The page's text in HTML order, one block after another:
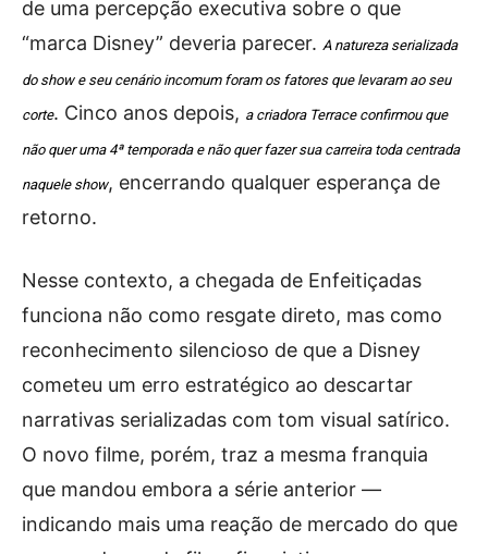
de uma percepção executiva sobre o que
“marca Disney” deveria parecer. A natureza serializada
do show e seu cenário incomum foram os fatores que levaram ao seu
corte. Cinco anos depois, a criadora Terrace confirmou que
não quer uma 4ª temporada e não quer fazer sua carreira toda centrada
naquele show, encerrando qualquer esperança de
retorno.
Nesse contexto, a chegada de Enfeitiçadas
funciona não como resgate direto, mas como
reconhecimento silencioso de que a Disney
cometeu um erro estratégico ao descartar
narrativas serializadas com tom visual satírico.
O novo filme, porém, traz a mesma franquia
que mandou embora a série anterior —
indicando mais uma reação de mercado do que